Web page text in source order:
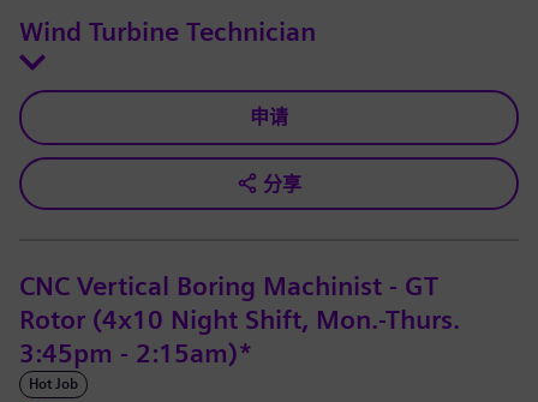
Wind Turbine Technician
申请
分享
CNC Vertical Boring Machinist - GT
Rotor (4x10 Night Shift, Mon.-Thurs.
3:45pm - 2:15am)*
Hot Job